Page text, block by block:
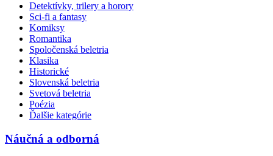
Detektívky, trilery a horory
Sci-fi a fantasy
Komiksy
Romantika
Spoločenská beletria
Klasika
Historické
Slovenská beletria
Svetová beletria
Poézia
Ďalšie kategórie
Náučná a odborná